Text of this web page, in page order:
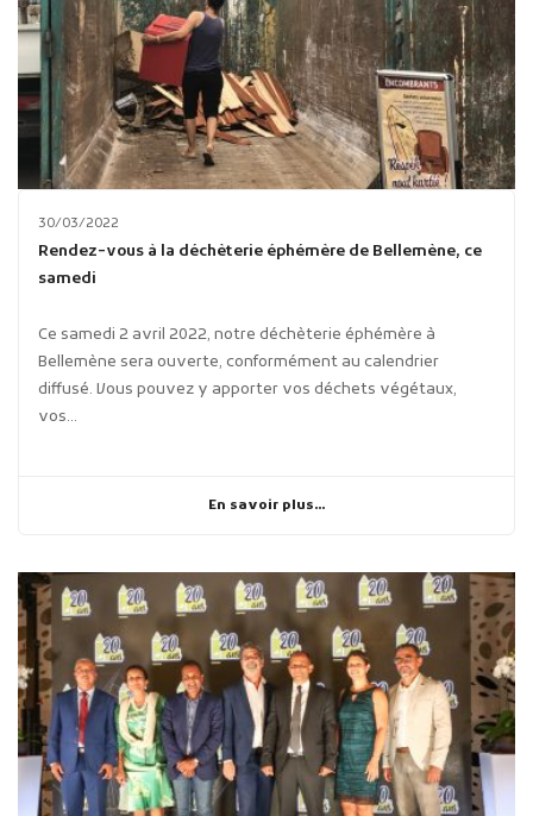
30/03/2022
Rendez-vous à la déchèterie éphémère de Bellemène, ce
samedi
Ce samedi 2 avril 2022, notre déchèterie éphémère à
Bellemène sera ouverte, conformément au calendrier
diffusé. Vous pouvez y apporter vos déchets végétaux,
vos...
En savoir plus...